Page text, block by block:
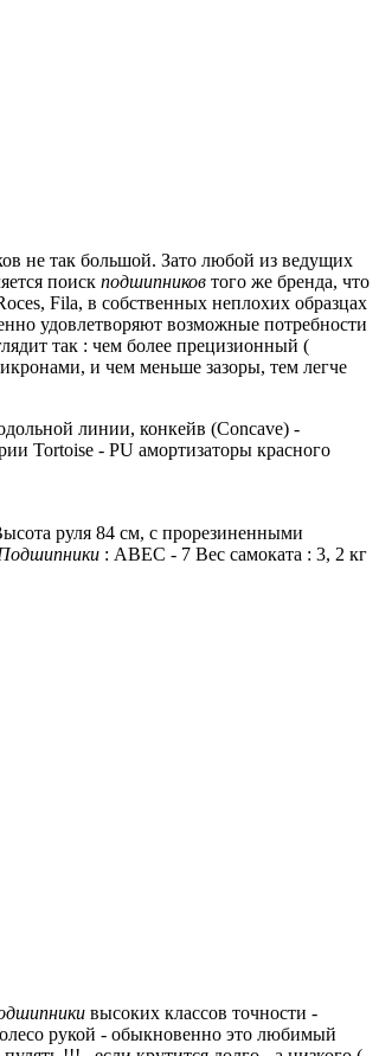
не так большой. Зато любой из ведущих
поиск подшипников того же бренда, что
Fila, в собственных неплохих образцах
удовлетворяют возможные потребности
так : чем более прецизионный (
и чем меньше зазоры, тем легче
руля 84 см, с прорезиненными
: ABEC - 7 Вес самоката : 3, 2 кг
высоких классов точности -
рукой - обыкновенно это любимый